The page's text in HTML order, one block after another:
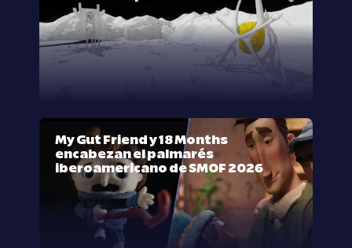
My Gut Friend y 18 Months
encabezan el palmarés
iberoamericano de SMOF 2026